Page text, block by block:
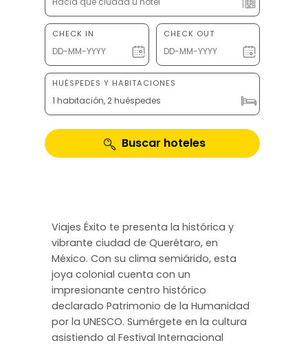
CHECK IN CHECK OUT
HUÉSPEDES Y HABITACIONES
1 habitación, 2 huéspedes
Buscar hoteles
Viajes Éxito te presenta la histórica y
vibrante ciudad de Querétaro, en
México. Con su clima semiárido, esta
joya colonial cuenta con un
impresionante centro histórico
declarado Patrimonio de la Humanidad
por la UNESCO. Sumérgete en la cultura
asistiendo al Festival Internacional